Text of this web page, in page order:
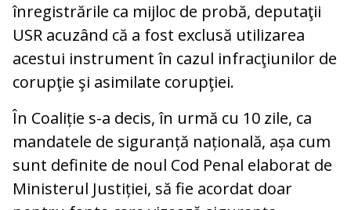
înregistrările ca mijloc de probă, deputaţii
USR acuzând că a fost exclusă utilizarea
acestui instrument în cazul infracţiunilor de
corupţie şi asimilate corupţiei.
În Coaliție s-a decis, în urmă cu 10 zile, ca
mandatele de siguranță națională, așa cum
sunt definite de noul Cod Penal elaborat de
Ministerul Justiției, să fie acordat doar